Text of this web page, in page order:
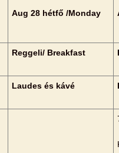
Aug 28 hétfő /Monday
Reggeli/ Breakfast
Laudes és kávé